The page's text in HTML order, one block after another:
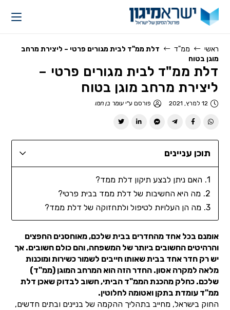
ראשי ממ"ד
דלת ממ"ד לבית מגורים פרטי – ליצירת מרחב
מוגן בטוח
דלת ממ"ד לבית מגורים פרטי –
ליצירת מרחב מוגן בטוח
12 למרץ, 2021 פורסם ע"יעומר בן חמו
תוכן עניינים
האם ניתן לבצע תיקון דלת ממד?
מה היא החשיבות של דלת ממד בבית פרטי?
מה הן העלויות לטיפול ולתחזוקה של דלת ממד?
אומנם בכל אחד מהחדרים בבית שלכם, מאוחסנים החפצים
והרהיטים החשובים ביותר של המשפחה, והם כולם חשובים. אך
יש רק חדר אחד בבית שאותו חייבים לשמור כשירות ומוכנות
מלאה למקרה אסון. החדר הזה הוא המרחב המוגן (ממ"ד)
שלכם. כחלק מהכנת הממ"ד הביתי, חשוב לבדוק שאכן דלת
ממ"ד עומדת בתקן ואטומה לחלוטין.
החוק בישראל, מחייב בתהליך ההקמה של בניינים ובתים חדשים,